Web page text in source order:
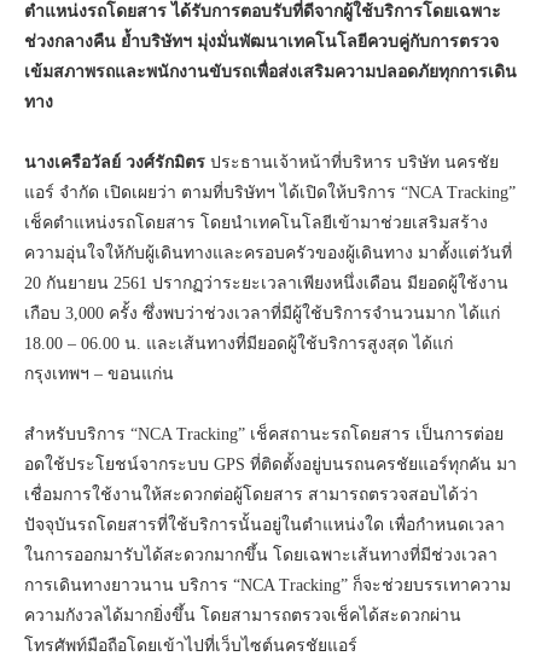
ตำแหน่งรถโดยสาร ได้รับการตอบรับที่ดีจากผู้ใช้บริการโดยเฉพาะ
ช่วงกลางคืน ย้ำบริษัทฯ มุ่งมั่นพัฒนาเทคโนโลยีควบคู่กับการตรวจ
เข้มสภาพรถและพนักงานขับรถเพื่อส่งเสริมความปลอดภัยทุกการเดิน
ทาง
นางเครือวัลย์ วงศ์รักมิตร ประธานเจ้าหน้าที่บริหาร บริษัท นครชัย
แอร์ จำกัด เปิดเผยว่า ตามที่บริษัทฯ ได้เปิดให้บริการ “NCA Tracking”
เช็คตำแหน่งรถโดยสาร โดยนำเทคโนโลยีเข้ามาช่วยเสริมสร้าง
ความอุ่นใจให้กับผู้เดินทางและครอบครัวของผู้เดินทาง มาตั้งแต่วันที่
20 กันยายน 2561 ปรากฏว่าระยะเวลาเพียงหนึ่งเดือน มียอดผู้ใช้งาน
เกือบ 3,000 ครั้ง ซึ่งพบว่าช่วงเวลาที่มีผู้ใช้บริการจำนวนมาก ได้แก่
18.00 – 06.00 น. และเส้นทางที่มียอดผู้ใช้บริการสูงสุด ได้แก่
กรุงเทพฯ – ขอนแก่น
สำหรับบริการ “NCA Tracking” เช็คสถานะรถโดยสาร เป็นการต่อย
อดใช้ประโยชน์จากระบบ GPS ที่ติดตั้งอยู่บนรถนครชัยแอร์ทุกคัน มา
เชื่อมการใช้งานให้สะดวกต่อผู้โดยสาร สามารถตรวจสอบได้ว่า
ปัจจุบันรถโดยสารที่ใช้บริการนั้นอยู่ในตำแหน่งใด เพื่อกำหนดเวลา
ในการออกมารับได้สะดวกมากขึ้น โดยเฉพาะเส้นทางที่มีช่วงเวลา
การเดินทางยาวนาน บริการ “NCA Tracking” ก็จะช่วยบรรเทาความ
ความกังวลได้มากยิ่งขึ้น โดยสามารถตรวจเช็คได้สะดวกผ่าน
โทรศัพท์มือถือโดยเข้าไปที่เว็บไซต์นครชัยแอร์